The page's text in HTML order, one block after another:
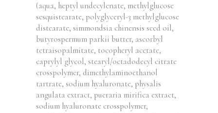
(aqua, heptyl undecylenate, methylglucose
sesquistearate, polyglyceryl-3 methylglucose
distearate, simmondsia chinensis seed oil,
butyrospermum parkii butter, ascorbyl
tetraisopalmitate, tocopheryl acetate,
caprylyl glycol, stearyl/octadodecyl citrate
crosspolymer, dimethylaminoethanol
tartrate, sodium hyaluronate, physalis
angulata extract, pueraria mirifica extract,
sodium hyaluronate crosspolymer,